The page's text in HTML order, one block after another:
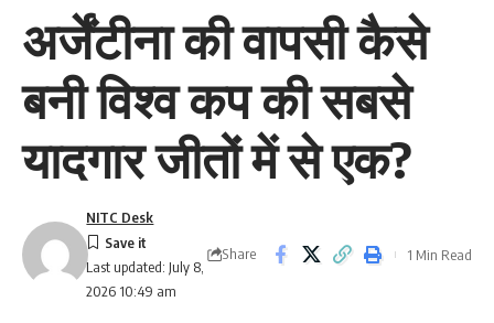
अर्जेंटीना की वापसी कैसे
बनी विश्व कप की सबसे
यादगार जीतों में से एक?
Last updated: July 8,
2026 10:49 am
NITC Desk
Share 1 Min Read